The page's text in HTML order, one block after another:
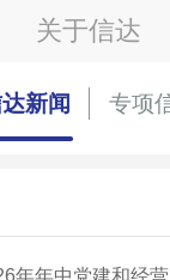
关于信达
新闻 专项